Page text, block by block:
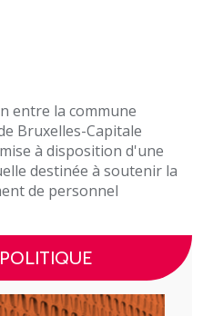
entre la commune
Bruxelles-Capitale
à disposition d'une
destinée à soutenir la
de personnel